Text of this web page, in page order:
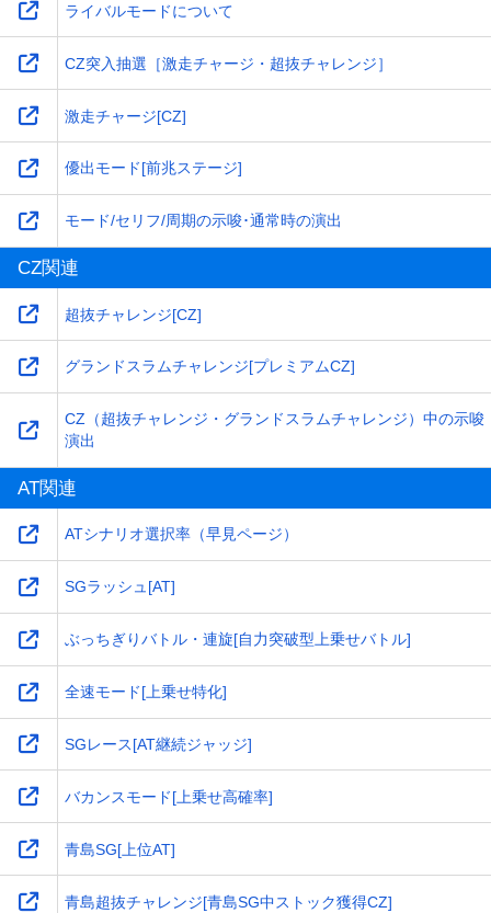
ライバルモードについて
CZ突入抽選［激走チャージ・超抜チャレンジ］
激走チャージ[CZ]
優出モード[前兆ステージ]
モード/セリフ/周期の示唆･通常時の演出
CZ関連
超抜チャレンジ[CZ]
グランドスラムチャレンジ[プレミアムCZ]
CZ（超抜チャレンジ・グランドスラムチャレンジ）中の示唆
演出
AT関連
ATシナリオ選択率（早見ページ）
SGラッシュ[AT]
ぶっちぎりバトル・連旋[自力突破型上乗せバトル]
全速モード[上乗せ特化]
SGレース[AT継続ジャッジ]
バカンスモード[上乗せ高確率]
青島SG[上位AT]
青島超抜チャレンジ[青島SG中ストック獲得CZ]